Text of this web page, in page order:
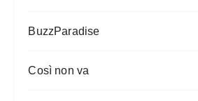
BuzzParadise
Così non va